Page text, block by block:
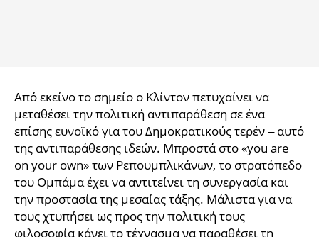
Από εκείνο το σημείο ο Κλίντον πετυχαίνει να
μεταθέσει την πολιτική αντιπαράθεση σε ένα
επίσης ευνοϊκό για του Δημοκρατικούς τερέν – αυτό
της αντιπαράθεσης ιδεών. Μπροστά στο «you are
on your own» των Ρεπουμπλικάνων, το στρατόπεδο
του Ομπάμα έχει να αντιτείνει τη συνεργασία και
την προστασία της μεσαίας τάξης. Μάλιστα για να
τους χτυπήσει ως προς την πολιτική τους
φιλοσοφία κάνει το τέχνασμα να παραθέσει τη